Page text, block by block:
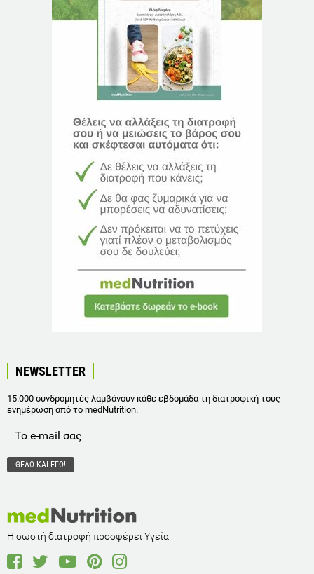
NEWSLETTER
15.000 συνδρομητές λαμβάνουν κάθε εβδομάδα τη διατροφική τους
ενημέρωση από το medNutrition.
Η σωστή διατροφή προσφέρει Υγεία